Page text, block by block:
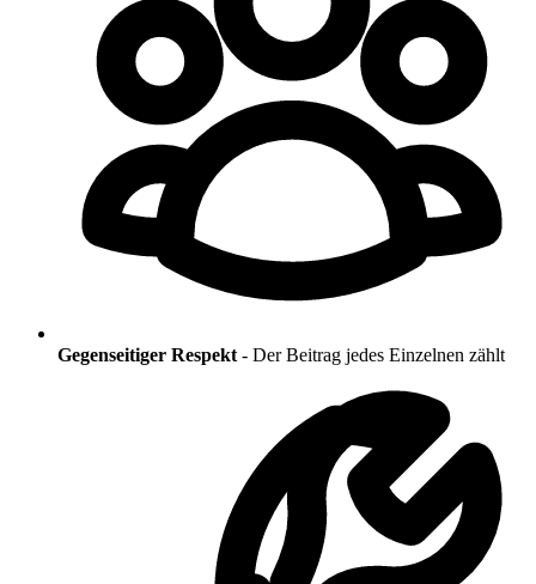
Gegenseitiger Respekt- Der Beitrag jedes Einzelnen zählt